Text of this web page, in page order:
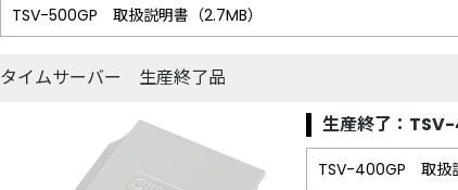
TSV-500GP 取扱説明書（2.7MB）
タイムサーバー 生産終了品
生産終了：
TSV-400GP 取扱